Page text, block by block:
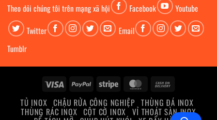
Theo dỏi chúng tôi trên mạng xã hội Facebook
Youtube
Twitter
Email
Tumblr
Visa PayPal Stripe MasterCard
Delivery
TỦ INOX CHẬU RỬA CÔNG NGHIỆP THÙNG ĐÁ INOX
THÙNG RÁC INOX CỘT CỜ INOX VỈ THOÁT SÀN INOX